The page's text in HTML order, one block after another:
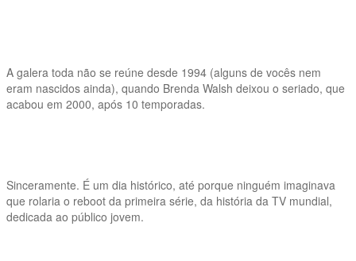
A galera toda não se reúne desde 1994 (alguns de vocês nem
eram nascidos ainda), quando Brenda Walsh deixou o seriado, que
acabou em 2000, após 10 temporadas.
Sinceramente. É um dia histórico, até porque ninguém imaginava
que rolaria o reboot da primeira série, da história da TV mundial,
dedicada ao público jovem.